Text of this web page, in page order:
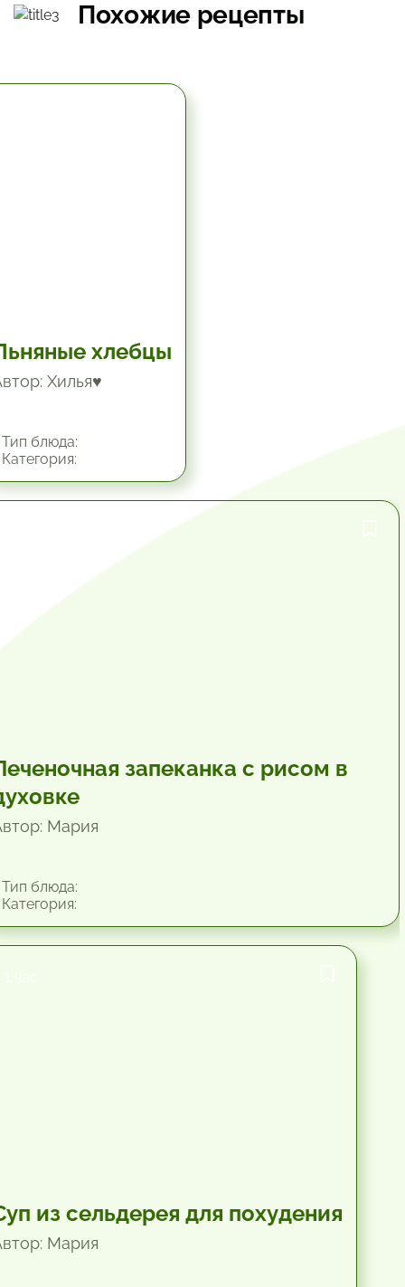
Похожие рецепты
хлебцы
Хилья♥
блюда:
запеканка с рисом в
Мария
блюда:
из сельдерея для похудения
Мария